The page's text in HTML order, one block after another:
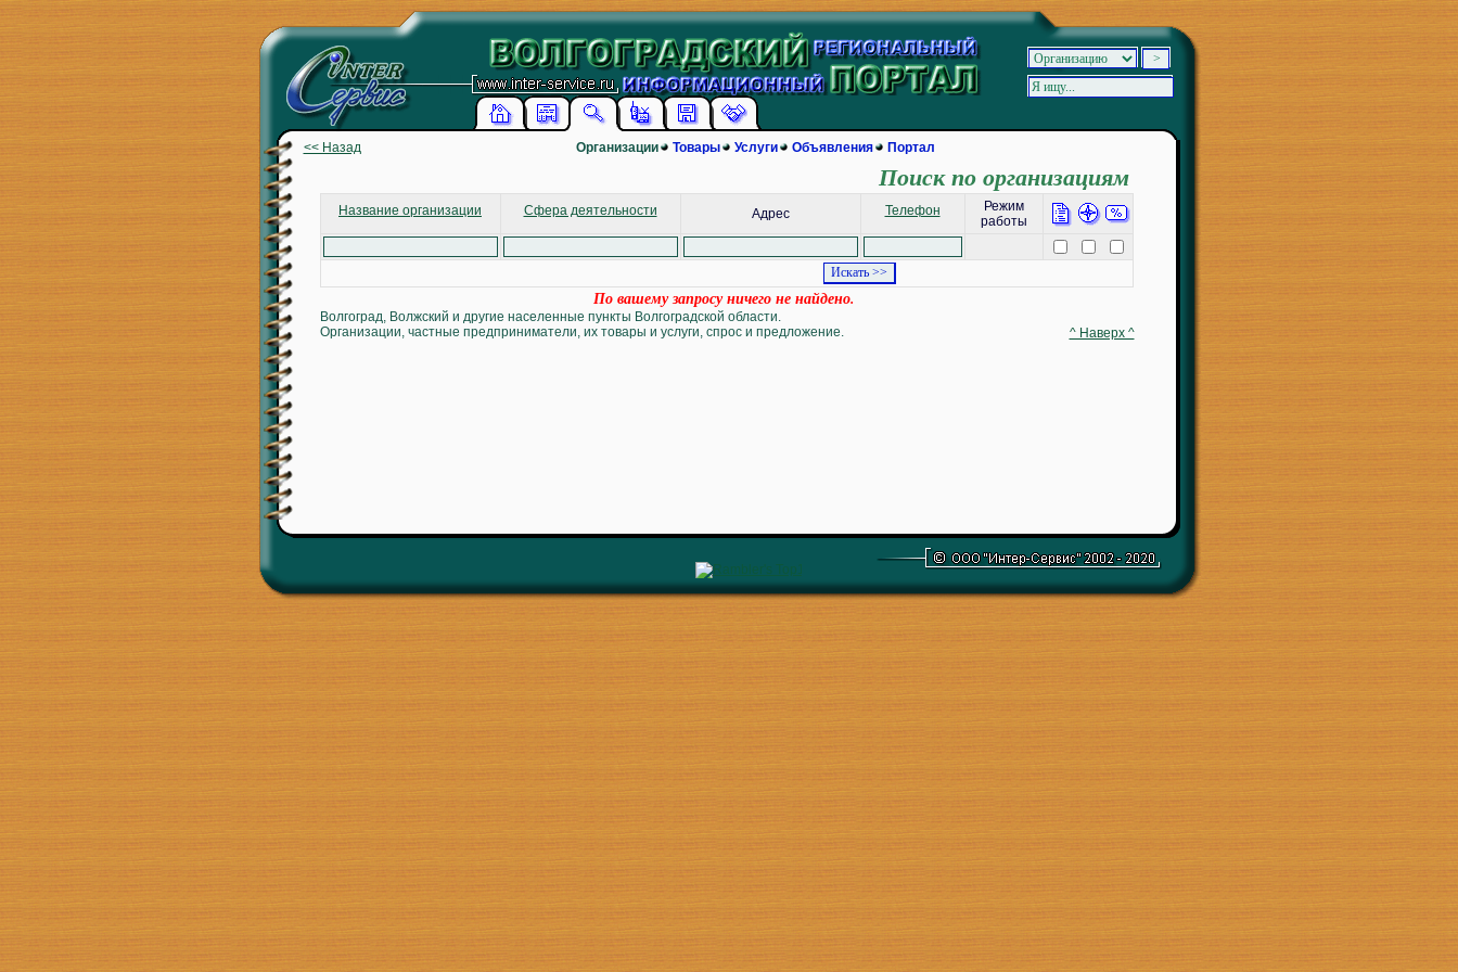
<< Назад Организации Товары Услуги Объявления Портал
Поиск по организациям
Название организации Сфера деятельности Адрес Телефон
Режим
работы
По вашему запросу ничего не найдено.
Волгоград, Волжский и другие населенные пункты Волгоградской области.
Организации, частные предприниматели, их товары и услуги, спрос и предложение.
^ Наверх ^